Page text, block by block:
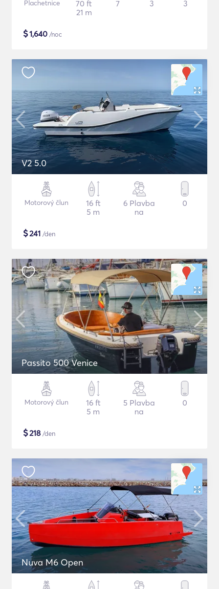
Plachetnice
70 ft
21 m
7 3 3
$1,640 /noc
V2 5.0
Motorový člun
16 ft
5 m
6 Plavba
na
0
$241 /den
Passito 500 Venice
Motorový člun
16 ft
5 m
5 Plavba
na
0
$218 /den
Nuva M6 Open